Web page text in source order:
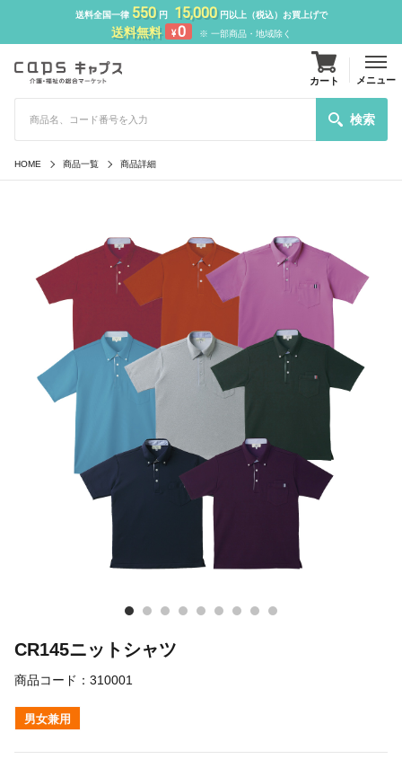
送料全国一律 550円 15,000円以上（税込）お買上げで
送料無料 ¥0 ※ 一部商品・地域除く
検索
カート メニュー
HOME 商品一覧 商品詳細
CR145ニットシャツ
商品コード： 310001
男女兼用